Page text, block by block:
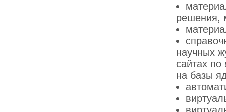
решения,
научных
сайтах
на базы